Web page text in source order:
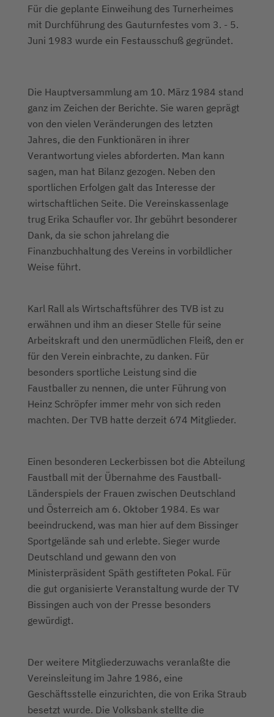
Für die geplante Einweihung des Turnerheimes
mit Durchführung des Gauturnfestes vom 3. - 5.
Juni 1983 wurde ein Festausschuß gegründet.
Die Hauptversammlung am 10. März 1984 stand
ganz im Zeichen der Berichte. Sie waren geprägt
von den vielen Veränderungen des letzten
Jahres, die den Funktionären in ihrer
Verantwortung vieles abforderten. Man kann
sagen, man hat Bilanz gezogen. Neben den
sportlichen Erfolgen galt das Interesse der
wirtschaftlichen Seite. Die Vereinskassenlage
trug Erika Schaufler vor. Ihr gebührt besonderer
Dank, da sie schon jahrelang die
Finanzbuchhaltung des Vereins in vorbildlicher
Weise führt.
Karl Rall als Wirtschaftsführer des TVB ist zu
erwähnen und ihm an dieser Stelle für seine
Arbeitskraft und den unermüdlichen Fleiß, den er
für den Verein einbrachte, zu danken. Für
besonders sportliche Leistung sind die
Faustballer zu nennen, die unter Führung von
Heinz Schröpfer immer mehr von sich reden
machten. Der TVB hatte derzeit 674 Mitglieder.
Einen besonderen Leckerbissen bot die Abteilung
Faustball mit der Übernahme des Faustball-
Länderspiels der Frauen zwischen Deutschland
und Österreich am 6. Oktober 1984. Es war
beeindruckend, was man hier auf dem Bissinger
Sportgelände sah und erlebte. Sieger wurde
Deutschland und gewann den von
Ministerpräsident Späth gestifteten Pokal. Für
die gut organisierte Veranstaltung wurde der TV
Bissingen auch von der Presse besonders
gewürdigt.
Der weitere Mitgliederzuwachs veranlaßte die
Vereinsleitung im Jahre 1986, eine
Geschäftsstelle einzurichten, die von Erika Straub
besetzt wurde. Die Volksbank stellte die